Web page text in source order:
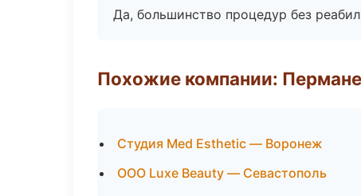
Да, большинство процедур без
Похожие компании:
Студия Med Esthetic — Воронеж
ООО Luxe Beauty — Севастополь